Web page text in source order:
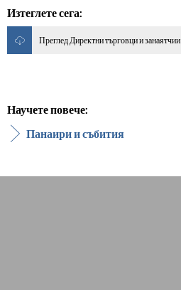
Изтеглете сега:
Преглед Директни търговци и занаятчии
Научете повече:
Панаири и събития